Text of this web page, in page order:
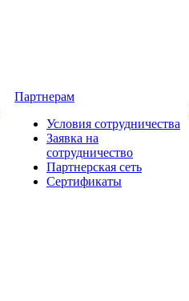
Партнерам
Условия сотрудничества
Заявка на
сотрудничество
Партнерская сеть
Сертификаты